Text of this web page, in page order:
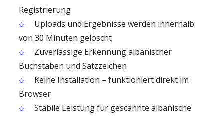
Registrierung
Uploads und Ergebnisse werden innerhalb
von 30 Minuten gelöscht
Zuverlässige Erkennung albanischer
Buchstaben und Satzzeichen
Keine Installation – funktioniert direkt im
Browser
Stabile Leistung für gescannte albanische